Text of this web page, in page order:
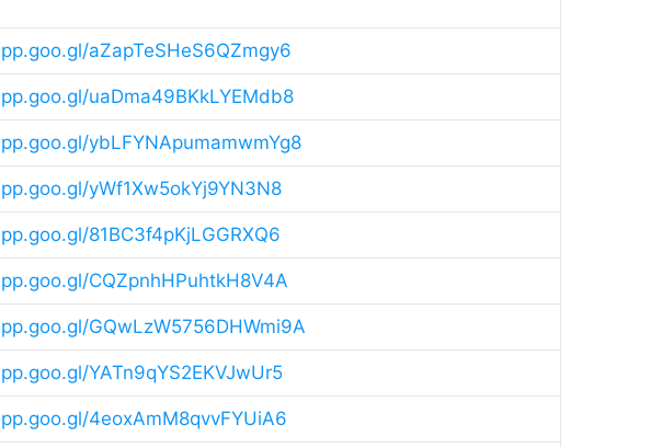
aZapTeSHeS6QZmgy6
uaDma49BKkLYEMdb8
ybLFYNApumamwmYg8
yWf1Xw5okYj9YN3N8
81BC3f4pKjLGGRXQ6
CQZpnhHPuhtkH8V4A
GQwLzW5756DHWmi9A
YATn9qYS2EKVJwUr5
4eoxAmM8qvvFYUiA6